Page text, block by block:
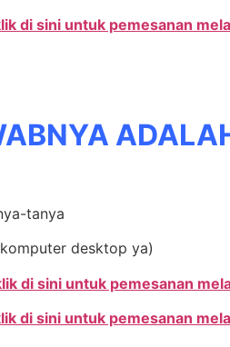
di sini untuk pemesanan
tanya
desktop ya)
di sini untuk pemesanan
di sini untuk pemesanan